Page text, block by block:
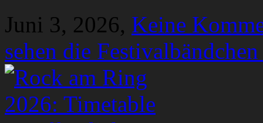
Juni 3, 2026, Keine
sehen die